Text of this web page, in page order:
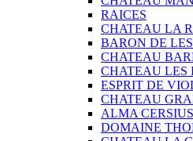
RAICES
CHATEAU LA
BARON DE
CHATEAU
CHATEAU LES
ESPRIT DE
CHATEAU
ALMA CERSIUS
DOMAINE